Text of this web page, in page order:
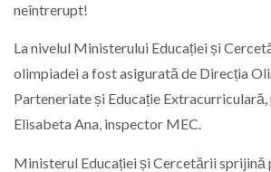
neîntrerupt!
La nivelul Ministerului Educației și
olimpiadei a fost asigurată de Direcția
Parteneriate și Educație
Elisabeta Ana, inspector MEC.
Ministerul Educației și Cercetării sprijină